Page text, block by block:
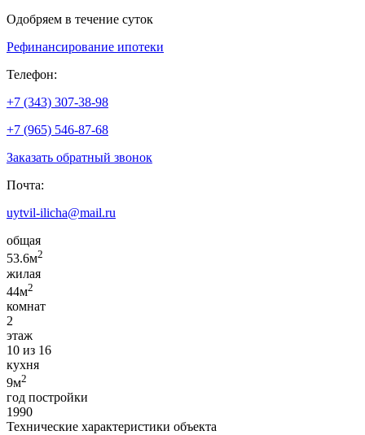
Одобряем в течение суток
Рефинансирование ипотеки
Телефон:
+7 (343) 307-38-98
+7 (965) 546-87-68
Заказать обратный звонок
Почта:
uytvil-ilicha@mail.ru
общая
53.6м2
жилая
44м2
комнат
2
этаж
10 из 16
кухня
9м2
год постройки
1990
Технические характеристики объекта